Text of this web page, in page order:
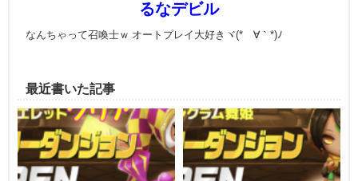
るなデビル
なんちゃって召喚士ｗ オートプレイ大好きヾ(*´∀｀*)ﾉ
最近書いた記事